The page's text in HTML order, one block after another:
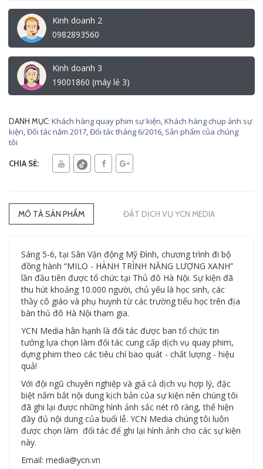
Kinh doanh 2
0982893560
Kinh doanh 3
19001860 (máy lẻ 3)
DANH MỤC: Khách hàng quay phim sự kiện,Khách hàng chụp ảnh sự
kiện,Đối tác năm 2017,Đối tác tháng 6/2016, Sản phẩm của chúng
tôi
CHIA SẺ:
MÔ TẢ SẢN PHẨM ĐẶT DỊCH VỤ YCN MEDIA
Sáng 5-6, tại Sân Vận động Mỹ Đình, chương trình đi bộ
đồng hành “MILO - HÀNH TRÌNH NĂNG LƯỢNG XANH”
lần đầu tiên được tổ chức tại Thủ đô Hà Nội. Sự kiện đã
thu hút khoảng 10.000 người, chủ yếu là học sinh, các
thầy cô giáo và phụ huynh từ các trường tiểu học trên địa
bàn thủ đô Hà Nội tham gia.
YCN Media hân hạnh là đối tác được ban tổ chức tin
tưởng lựa chọn làm đối tác cung cấp dịch vụ quay phim,
dựng phim theo các tiêu chí bao quát - chất lượng - hiệu
quả!
Với đội ngũ chuyên nghiệp và giá cả dịch vụ hợp lý, đặc
biệt nắm bắt nội dung kịch bản của sự kiện nên chúng tôi
đã ghi lại được những hình ảnh sắc nét rõ ràng, thể hiện
đầy đủ nội dung của buổi lễ. YCN Media chúng tôi luôn
được chọn làm đối tác để ghi lại hình ảnh cho các sự kiện
này.
Email: media@ycn.vn